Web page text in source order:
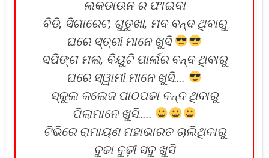
ଲକଡାଉନ ର ଫାଇଦା
ବିଡି, ସିଗାରେଟ, ଗୁତୁଖା, ମଦ ବନ୍ଦ ଥିବାରୁ
ଘରେ ସ୍ତ୍ରୀ ମାନେ ଖୁସି
ସପିଙ୍ଗ ମଲ, ବିୟୁଟି ପାର୍ଲର ବନ୍ଦ ଥିବାରୁ
ଘରେ ସ୍ୱାମୀ ମାନେ ଖୁସି….
ସ୍କୁଲ କଲେଜ ପାଠପଢା ବନ୍ଦ ଥିବାରୁ
ପିଲାମାନେ ଖୁସି…..
ଟିଭିରେ ରାମାୟଣ ମହାଭାରତ ଚାଲିଥିବାରୁ
ବୁଢା ବୁଢ଼ୀ ସବୁ ଖୁସି